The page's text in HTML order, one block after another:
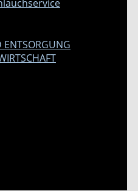
ENTSORGUNG